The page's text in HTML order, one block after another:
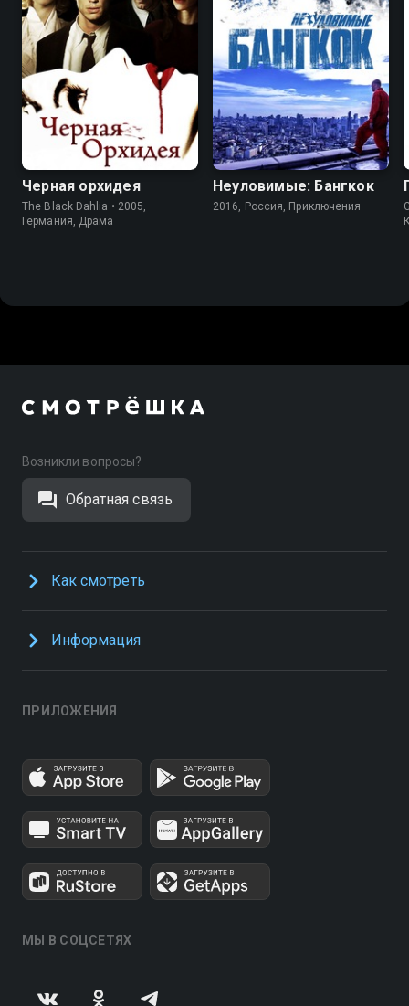
Черная орхидея
The Black Dahlia • 2005,
Германия, Драма
Неуловимые: Бангкок
2016, Россия, Приключения
Возникли вопросы?
Обратная связь
Как смотреть
Информация
ПРИЛОЖЕНИЯ
МЫ В СОЦСЕТЯХ